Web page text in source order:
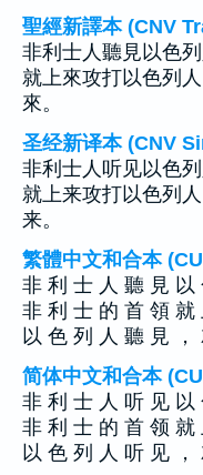
聖經新譯本 (CNV
非利士人聽見以色
就上來攻打以色列
來。
圣经新译本 (CNV
非利士人听见以色
就上来攻打以色列
来。
繁體中文和合本
非 利 士 人 聽 見 以
非 利 士 的 首 領 就
以 色 列 人 聽 見 ，
简体中文和合本
非 利 士 人 听 见 以
非 利 士 的 首 领 就
以 色 列 人 听 见 ，